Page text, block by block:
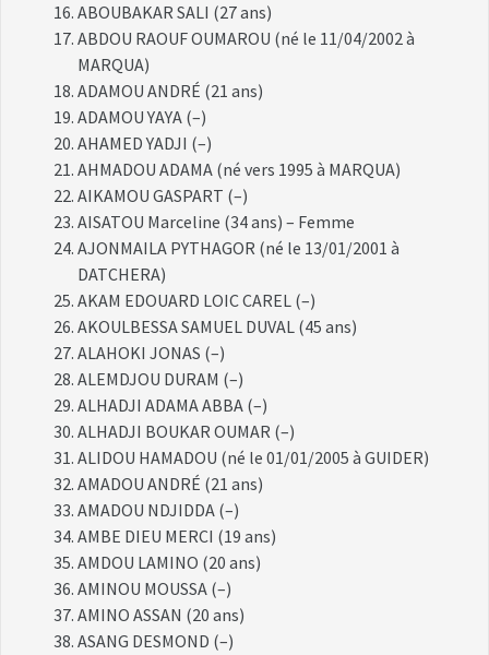
ABOUBAKAR SALI (27 ans)
ABDOU RAOUF OUMAROU (né le 11/04/2002 à
MARQUA)
ADAMOU ANDRÉ (21 ans)
ADAMOU YAYA (–)
AHAMED YADJI (–)
AHMADOU ADAMA (né vers 1995 à MARQUA)
AIKAMOU GASPART (–)
AISATOU Marceline (34 ans) – Femme
AJONMAILA PYTHAGOR (né le 13/01/2001 à
DATCHERA)
AKAM EDOUARD LOIC CAREL (–)
AKOULBESSA SAMUEL DUVAL (45 ans)
ALAHOKI JONAS (–)
ALEMDJOU DURAM (–)
ALHADJI ADAMA ABBA (–)
ALHADJI BOUKAR OUMAR (–)
ALIDOU HAMADOU (né le 01/01/2005 à GUIDER)
AMADOU ANDRÉ (21 ans)
AMADOU NDJIDDA (–)
AMBE DIEU MERCI (19 ans)
AMDOU LAMINO (20 ans)
AMINOU MOUSSA (–)
AMINO ASSAN (20 ans)
ASANG DESMOND (–)